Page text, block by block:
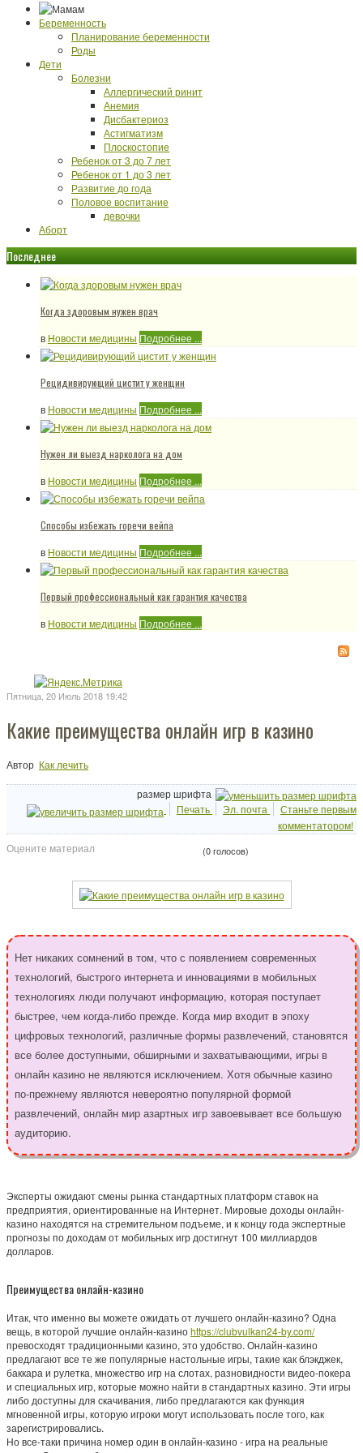
Беременность
Планирование беременности
Роды
Дети
Болезни
Аллергический ринит
Анемия
Дисбактериоз
Астигматизм
Плоскостопие
Ребенок от 3 до 7 лет
Ребенок от 1 до 3 лет
Развитие до года
Половое воспитание
девочки
Аборт
Последнее
Когда здоровым нужен врач
в Новости медицины Подробнее ...
Рецидивирующий цистит у женщин
в Новости медицины Подробнее ...
Нужен ли выезд нарколога на дом
в Новости медицины Подробнее ...
Способы избежать горечи вейпа
в Новости медицины Подробнее ...
Первый профессиональный как гарантия качества
в Новости медицины Подробнее ...
Пятница, 20 Июль 2018 19:42
Какие преимущества онлайн игр в казино
Автор Как лечить
размер шрифта
Печать
Эл. почта
Станьте первым
комментатором!
Оцените материал
(0 голосов)
Нет никаких сомнений в том, что с появлением современных
технологий, быстрого интернета и инновациями в мобильных
технологиях люди получают информацию, которая поступает
быстрее, чем когда-либо прежде. Когда мир входит в эпоху
цифровых технологий, различные формы развлечений, становятся
все более доступными, обширными и захватывающими, игры в
онлайн казино не являются исключением. Хотя обычные казино
по-прежнему являются невероятно популярной формой
развлечений, онлайн мир азартных игр завоевывает все большую
аудиторию.
Эксперты ожидают смены рынка стандартных платформ ставок на
предприятия, ориентированные на Интернет. Мировые доходы онлайн-
казино находятся на стремительном подъеме, и к концу года экспертные
прогнозы по доходам от мобильных игр достигнут 100 миллиардов
долларов.
Преимущества онлайн-казино
Итак, что именно вы можете ожидать от лучшего онлайн-казино? Одна
вещь, в которой лучшие онлайн-казиноhttps://clubvulkan24-by.com/
превосходят традиционными казино, это удобство. Онлайн-казино
предлагают все те же популярные настольные игры, такие как блэкджек,
баккара и рулетка, множество игр на слотах, разновидности видео-покера
и специальных игр, которые можно найти в стандартных казино. Эти игры
либо доступны для скачивания, либо предлагаются как функция
мгновенной игры, которую игроки могут использовать после того, как
зарегистрировались.
Но все-таки причина номер один в онлайн-казино - игра на реальные